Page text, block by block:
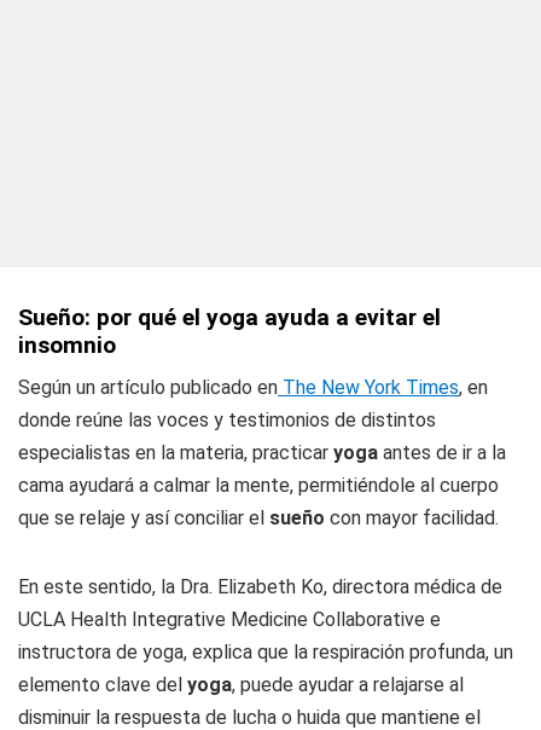
Sueño: por qué el yoga ayuda a evitar el
insomnio
Según un artículo publicado en The New York Times, en
donde reúne las voces y testimonios de distintos
especialistas en la materia, practicar yoga antes de ir a la
cama ayudará a calmar la mente, permitiéndole al cuerpo
que se relaje y así conciliar el sueño con mayor facilidad.
En este sentido, la Dra. Elizabeth Ko, directora médica de
UCLA Health Integrative Medicine Collaborative e
instructora de yoga, explica que la respiración profunda, un
elemento clave del yoga, puede ayudar a relajarse al
disminuir la respuesta de lucha o huida que mantiene el